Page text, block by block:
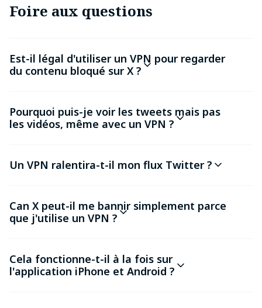
Foire aux questions
Est-il légal d'utiliser un VPN pour regarder
du contenu bloqué sur X ?
Pourquoi puis-je voir les tweets mais pas
les vidéos, même avec un VPN ?
Un VPN ralentira-t-il mon flux Twitter ?
Can X peut-il me bannir simplement parce
que j'utilise un VPN ?
Cela fonctionne-t-il à la fois sur
l'application iPhone et Android ?